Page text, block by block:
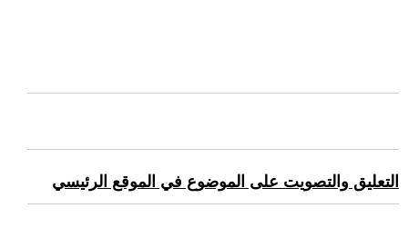
التعليق والتصويت على الموضوع في الموقع الرئيسي